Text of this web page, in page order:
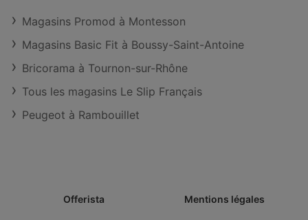
Magasins Promod à Montesson
Magasins Basic Fit à Boussy-Saint-Antoine
Bricorama à Tournon-sur-Rhône
Tous les magasins Le Slip Français
Peugeot à Rambouillet
Offerista Mentions légales